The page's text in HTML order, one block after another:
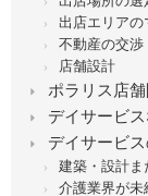
出店エリア
不動産の交渉
店舗設計
ポラリス店
デイサービ
デイサービ
建築・設計
介護業界が